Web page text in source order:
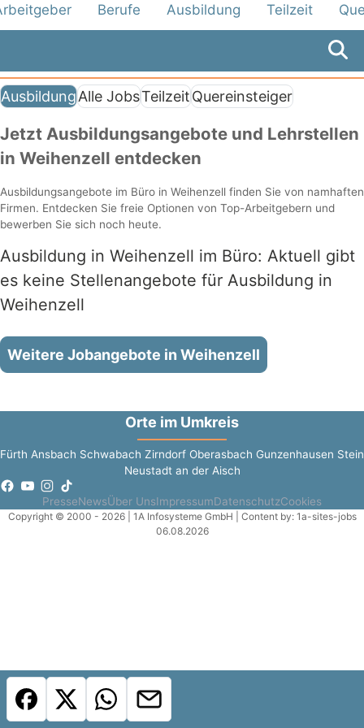
Berufe Ausbildung Teilzeit
AusbildungAlle JobsTeilzeitQuereinsteiger
Jetzt Ausbildungsangebote und Lehrstellen
in Weihenzell entdecken
Ausbildungsangebote im Büro in Weihenzell finden Sie von namhaften
Firmen. Entdecken Sie freie Optionen von Top-Arbeitgebern und
bewerben Sie sich noch heute.
Ausbildung in Weihenzell im Büro: Aktuell gibt
es keine Stellenangebote für Ausbildung in
Weihenzell
Weitere Jobangebote in Weihenzell
Orte im Umkreis
Fürth Ansbach Schwabach Zirndorf Oberasbach Gunzenhausen Stein
Neustadt an der Aisch
PresseNewsÜber UnsImpressumDatenschutzCookies
Copyright © 2000 - 2026 | 1A Infosysteme GmbH | Content by: 1a-sites-jobs
06.08.2026